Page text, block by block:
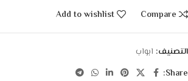
Compare
Add to wishlist
التصنيف: ابواب
Share: